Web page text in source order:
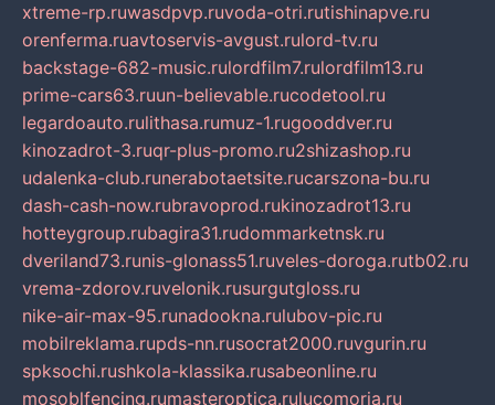
xtreme-rp.ruwasdpvp.ruvoda-otri.rutishinapve.ru
orenferma.ruavtoservis-avgust.rulord-tv.ru
backstage-682-music.rulordfilm7.rulordfilm13.ru
prime-cars63.ruun-believable.rucodetool.ru
legardoauto.rulithasa.rumuz-1.rugooddver.ru
kinozadrot-3.ruqr-plus-promo.ru2shizashop.ru
udalenka-club.runerabotaetsite.rucarszona-bu.ru
dash-cash-now.rubravoprod.rukinozadrot13.ru
hotteygroup.rubagira31.rudommarketnsk.ru
dveriland73.runis-glonass51.ruveles-doroga.rutb02.ru
vrema-zdorov.ruvelonik.rusurgutgloss.ru
nike-air-max-95.runadookna.rulubov-pic.ru
mobilreklama.rupds-nn.rusocrat2000.ruvgurin.ru
spksochi.rushkola-klassika.rusabeonline.ru
mosoblfencing.rumasteroptica.rulucomoria.ru